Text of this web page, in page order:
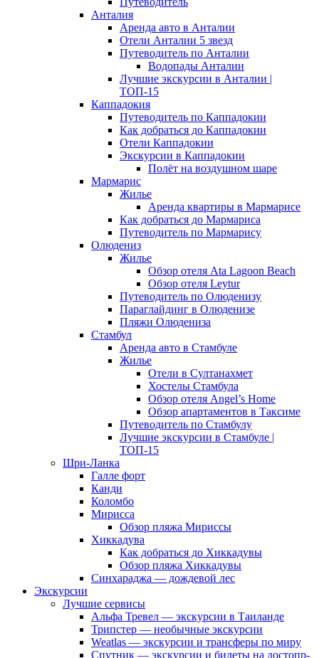
Анталия
Аренда авто в Анталии
Отели Анталии 5 звезд
Путеводитель по Анталии
Водопады Анталии
Лучшие экскурсии в Анталии |
ТОП-15
Каппадокия
Путеводитель по Каппадокии
Как добраться до Каппадокии
Отели Каппадокии
Экскурсии в Каппадокии
Полёт на воздушном шаре
Мармарис
Жилье
Аренда квартиры в Мармарисе
Как добраться до Мармариса
Путеводитель по Мармарису
Олюдениз
Жилье
Обзор отеля Ata Lagoon Beach
Обзор отеля Leytur
Путеводитель по Олюденизу
Параглайдинг в Олюденизе
Пляжи Олюдениза
Стамбул
Аренда авто в Стамбуле
Жилье
Отели в Султанахмет
Хостелы Стамбула
Обзор отеля Angel’s Home
Обзор апартаментов в Таксиме
Путеводитель по Стамбулу
Лучшие экскурсии в Стамбуле |
ТОП-15
Шри-Ланка
Галле форт
Канди
Коломбо
Мирисса
Обзор пляжа Мириссы
Хиккадува
Как добраться до Хиккадувы
Обзор пляжа Хиккадувы
Синхараджа — дождевой лес
Экскурсии
Лучшие сервисы
Альфа Тревел — экскурсии в Таиланде
Трипстер — необычные экскурсии
Weatlas — экскурсии и трансферы по миру
Спутник — экскурсии и билеты на достопр-